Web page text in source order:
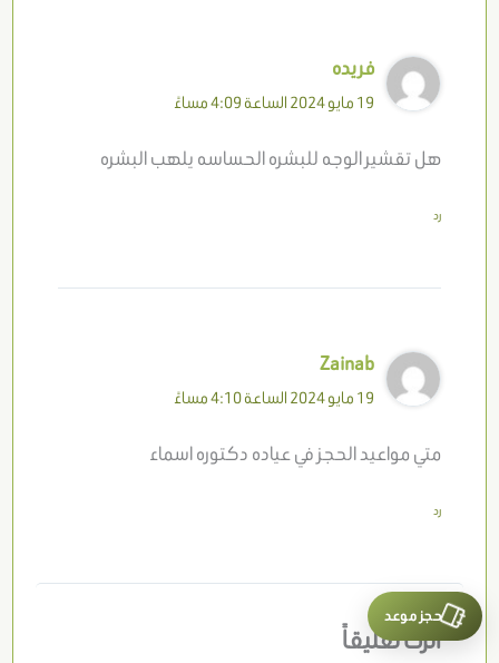
فريده
19 مايو 2024 الساعة 4:09 مساءً
هل تقشير الوجه للبشره الحساسه يلهب البشره
رد
Zainab
19 مايو 2024 الساعة 4:10 مساءً
متي مواعيد الحجز في عياده دكتوره اسماء
رد
اترك تعليقاً
حجز موعد